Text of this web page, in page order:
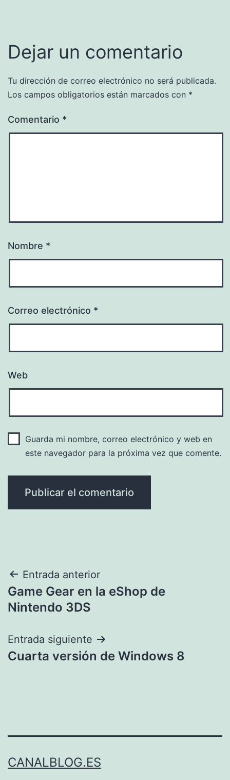
Dejar un comentario
Tu dirección de correo electrónico no será publicada.
Los campos obligatorios están marcados con *
Comentario *
Nombre *
Correo electrónico *
Web
Guarda mi nombre, correo electrónico y web en
este navegador para la próxima vez que comente.
Navegación
de
Entrada anterior
Game Gear en la eShop de
Nintendo 3DS
Entrada siguiente
Cuarta versión de Windows 8
CANALBLOG.ES